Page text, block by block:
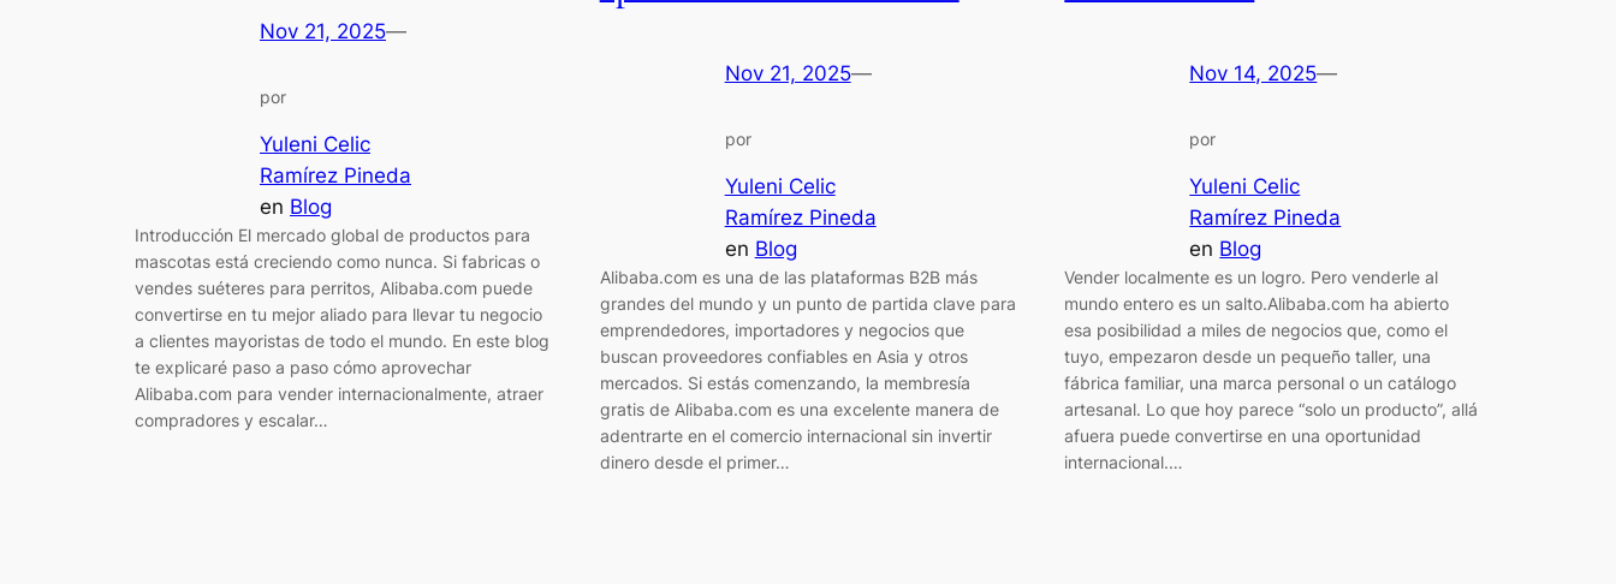
Nov 21, 2025—
por
Yuleni Celic
Ramírez Pineda
en Blog
Introducción El mercado global de productos para
mascotas está creciendo como nunca. Si fabricas o
vendes suéteres para perritos, Alibaba.com puede
convertirse en tu mejor aliado para llevar tu negocio
a clientes mayoristas de todo el mundo. En este blog
te explicaré paso a paso cómo aprovechar
Alibaba.com para vender internacionalmente, atraer
compradores y escalar…
Nov 21, 2025—
por
Yuleni Celic
Ramírez Pineda
en Blog
Alibaba.com es una de las plataformas B2B más
grandes del mundo y un punto de partida clave para
emprendedores, importadores y negocios que
buscan proveedores confiables en Asia y otros
mercados. Si estás comenzando, la membresía
gratis de Alibaba.com es una excelente manera de
adentrarte en el comercio internacional sin invertir
dinero desde el primer…
Nov 14, 2025—
por
Yuleni Celic
Ramírez Pineda
en Blog
Vender localmente es un logro. Pero venderle al
mundo entero es un salto.Alibaba.com ha abierto
esa posibilidad a miles de negocios que, como el
tuyo, empezaron desde un pequeño taller, una
fábrica familiar, una marca personal o un catálogo
artesanal. Lo que hoy parece “solo un producto”, allá
afuera puede convertirse en una oportunidad
internacional.…